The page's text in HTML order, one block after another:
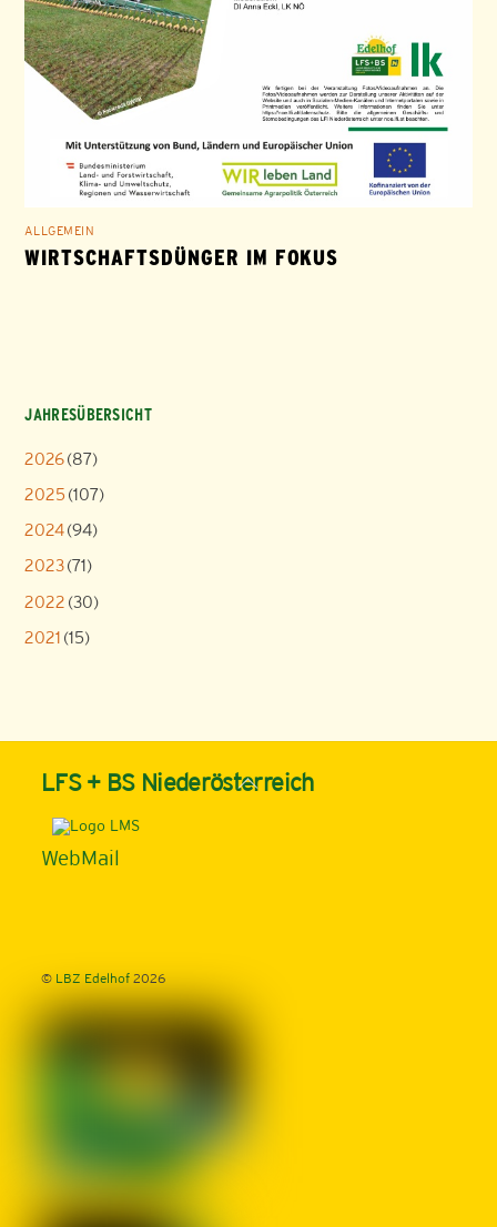
ALLGEMEIN
WIRTSCHAFTSDÜNGER IM FOKUS
JAHRESÜBERSICHT
2026(87)
2025 (107)
2024(94)
2023(71)
2022 (30)
2021 (15)
Back
To
LFS + BS Niederösterreich
WebMail
© LBZ Edelhof2026